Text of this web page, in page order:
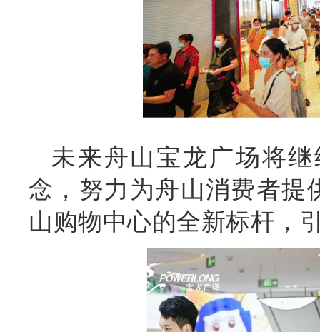
未来舟山宝龙广场将
念，努力为舟山消费者提
山购物中心的全新标杆，